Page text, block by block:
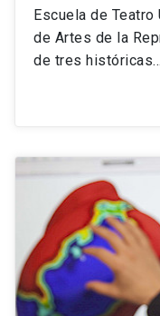
Escuela de
de Artes de la
de tres históricas…